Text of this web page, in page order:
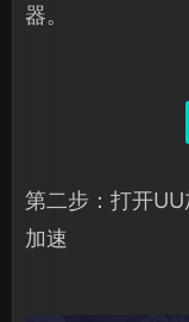
器。
第二步：打开
加速